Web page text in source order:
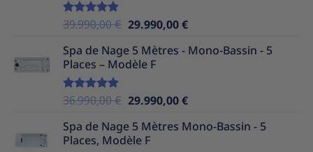
Note5.00
39.990,00€ Le
initial
était :
29.990,00€Le
actuel
Spa de Nage 5 Mètres - Mono-Bassin - 5
Places – Modèle F
Note5.00
36.990,00€ Le
initial
était :
29.990,00€Le
actuel
Spa de Nage 5 Mètres Mono-Bassin - 5
Places, Modèle F